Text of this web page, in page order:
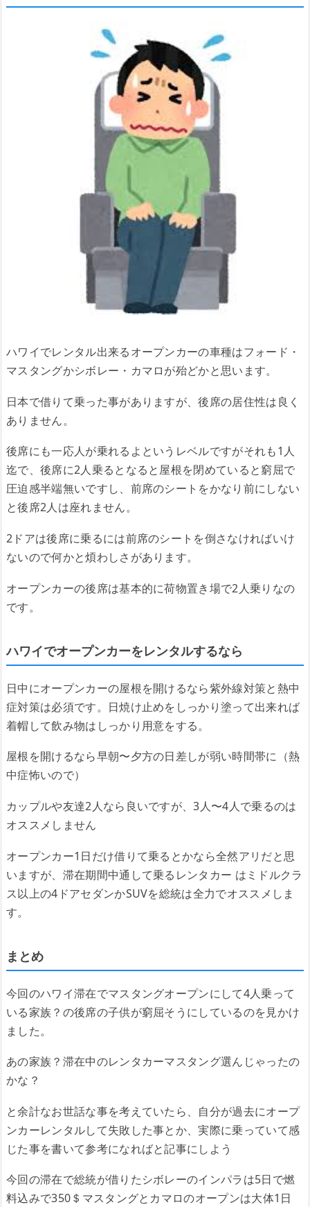
ハワイでレンタル出来るオープンカーの車種はフォード・
マスタングかシボレー・カマロが殆どかと思います。
日本で借りて乗った事がありますが、後席の居住性は良く
ありません。
後席にも一応人が乗れるよというレベルですがそれも1人
迄で、後席に2人乗るとなると屋根を閉めていると窮屈で
圧迫感半端無いですし、前席のシートをかなり前にしない
と後席2人は座れません。
2ドアは後席に乗るには前席のシートを倒さなければいけ
ないので何かと煩わしさがあります。
オープンカーの後席は基本的に荷物置き場で2人乗りなの
です。
ハワイでオープンカーをレンタルするなら
日中にオープンカーの屋根を開けるなら紫外線対策と熱中
症対策は必須です。日焼け止めをしっかり塗って出来れば
着帽して飲み物はしっかり用意をする。
屋根を開けるなら早朝〜夕方の日差しが弱い時間帯に（熱
中症怖いので）
カップルや友達2人なら良いですが、3人〜4人で乗るのは
オススメしません
オープンカー1日だけ借りて乗るとかなら全然アリだと思
いますが、滞在期間中通して乗るレンタカー はミドルクラ
ス以上の4ドアセダンかSUVを総統は全力でオススメしま
す。
まとめ
今回のハワイ滞在でマスタングオープンにして4人乗って
いる家族？の後席の子供が窮屈そうにしているのを見かけ
ました。
あの家族？滞在中のレンタカーマスタング選んじゃったの
かな？
と余計なお世話な事を考えていたら、自分が過去にオープ
ンカーレンタルして失敗した事とか、実際に乗っていて感
じた事を書いて参考になればと記事にしよう
今回の滞在で総統が借りたシボレーのインパラは5日で燃
料込みで350＄マスタングとカマロのオープンは大体1日